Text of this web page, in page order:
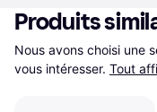
Produits
Nous avons choisi une
vous intéresser. Tout